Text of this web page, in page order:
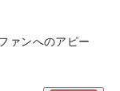
ァンへのアピー